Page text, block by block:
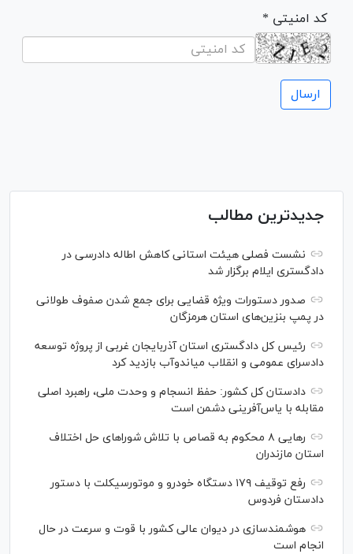
* کد امنیتی
جدیدترین مطالب
نشست فصلی هیئت استانی کاهش اطاله دادرسی در
دادگستری ایلام برگزار شد
صدور دستورات ویژه قضایی برای جمع شدن صفوف طولانی
در پمپ بنزین‌های استان هرمزگان
رئیس کل دادگستری استان آذربایجان غربی از پروژه توسعه
دادسرای عمومی و انقلاب میاندوآب بازدید کرد
دادستان کل کشور: حفظ انسجام و وحدت ملی، راهبرد اصلی
مقابله با یاس‌آفرینی دشمن است
رهایی ۸ محکوم به قصاص با تلاش شورا‌های حل اختلاف
استان مازندران
رفع توقیف ۱۷۹ دستگاه خودرو و موتورسیکلت با دستور
دادستان فردوس
هوشمندسازی در دیوان عالی کشور با قوت و سرعت در حال
انجام است